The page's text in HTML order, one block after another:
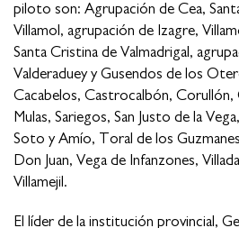
piloto son: Agrupación de Cea,
Villamol, agrupación de Izagre,
Santa Cristina de Valmadrigal,
Valderaduey y Gusendos de los
Cacabelos, Castrocalbón, Corullón,
Mulas, Sariegos, San Justo de la
Soto y Amío, Toral de los
Don Juan, Vega de Infanzones,
Villamejil.
El líder de la institución provincial,